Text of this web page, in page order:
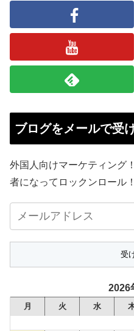
ブログをメールで受
外国人向けマーケティング
者になってロックンロール！
ー
ル
レ
ス
2026
月 火 水